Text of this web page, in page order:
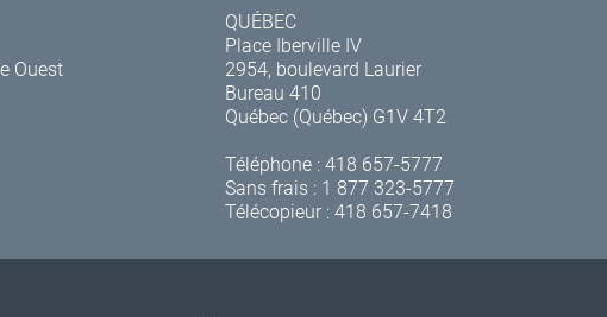
Ouest
QUÉBEC
Place Iberville IV
2954, boulevard Laurier
Bureau 410
Québec (Québec) G1V 4T2
Téléphone :418 657-5777
Sans frais : 1 877 323-5777
Télécopieur : 418 657-7418